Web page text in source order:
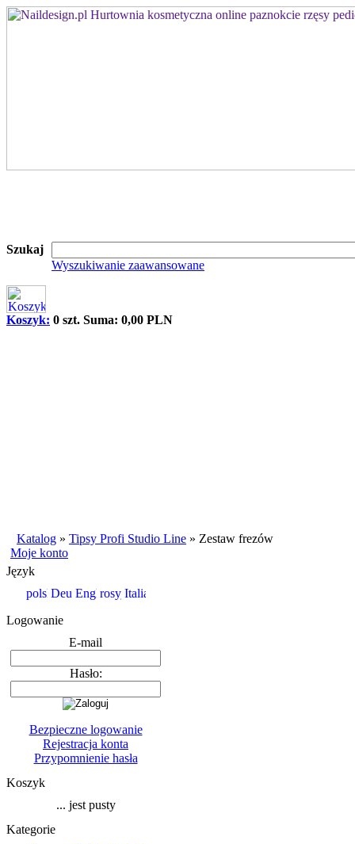
Szukaj
Wyszukiwanie zaawansowane
Koszyk: 0 szt. Suma: 0,00 PLN
Katalog » Tipsy Profi Studio Line » Zestaw frezów
Moje konto
Język
Logowanie
E-mail
Hasło:
Bezpieczne logowanie
Rejestracja konta
Przypomnienie hasła
Koszyk
... jest pusty
Kategorie